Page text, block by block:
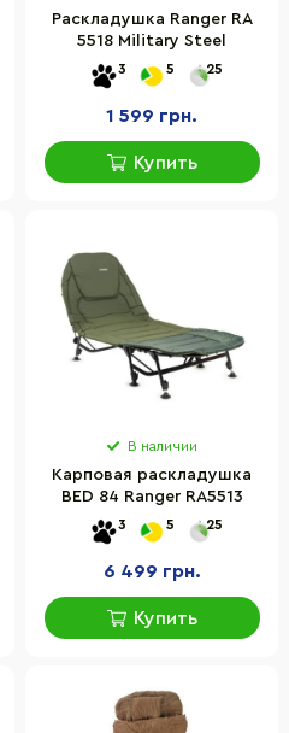
Раскладушка Ranger RA
5518 Military Steel
3 5 25
1 599 грн.
Купить
В наличии
Карповая раскладушка
BED 84 Ranger RA5513
3 5 25
6 499 грн.
Купить